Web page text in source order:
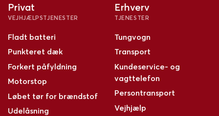
Privat
VEJHJÆLPSTJENESTER
Fladt batteri
Punkteret dæk
Forkert påfyldning
Motorstop
Løbet tør for brændstof
Udelåsning
Erhverv
TJENESTER
Tungvogn
Transport
Kundeservice- og
vagttelefon
Persontransport
Vejhjælp